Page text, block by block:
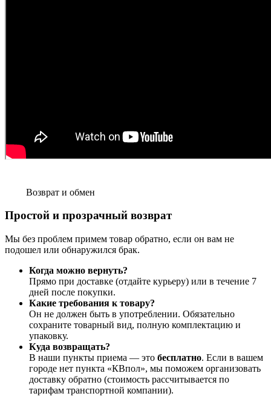
Возврат и обмен
Простой и прозрачный возврат
Мы без проблем примем товар обратно, если он вам не
подошел или обнаружился брак.
Когда можно вернуть?
Прямо при доставке (отдайте курьеру) или в течение 7
дней после покупки.
Какие требования к товару?
Он не должен быть в употреблении. Обязательно
сохраните товарный вид, полную комплектацию и
упаковку.
Куда возвращать?
В наши пункты приема — это бесплатно. Если в вашем
городе нет пункта «КВпол», мы поможем организовать
доставку обратно (стоимость рассчитывается по
тарифам транспортной компании).